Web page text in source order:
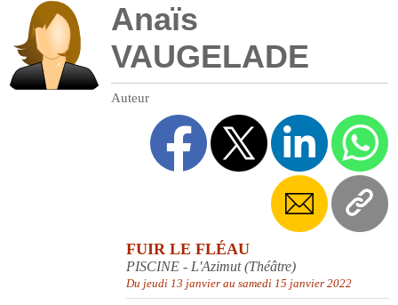
Anaïs
VAUGELADE
Auteur
FUIR LE FLÉAU
PISCINE - L'Azimut (Théâtre)
Du jeudi 13 janvier au samedi 15 janvier 2022